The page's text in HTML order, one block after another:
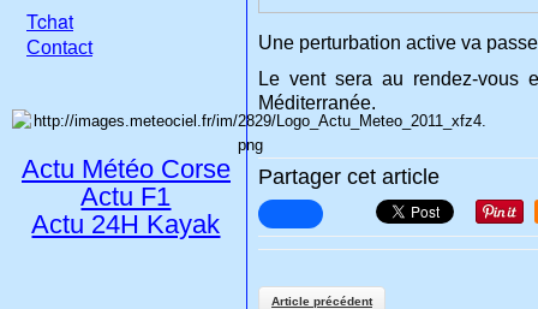
Une perturbation active va
Le vent sera au rendez-vous
Méditerranée.
Partager cet article
Article précédent
Tchat
Contact
Actu Météo Corse
Actu F1
Actu 24H Kayak